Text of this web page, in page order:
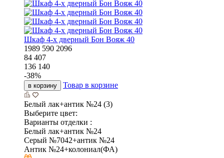
Шкаф 4-х дверный Бон Вояж 40
1989 590 2096
84 407
136 140
-38%
в корзину Товар в корзине
Белый лак+антик №24 (3)
Выберите цвет:
Варианты отделки :
Белый лак+антик №24
Серый №7042+антик №24
Антик №24+колониал(ФА)